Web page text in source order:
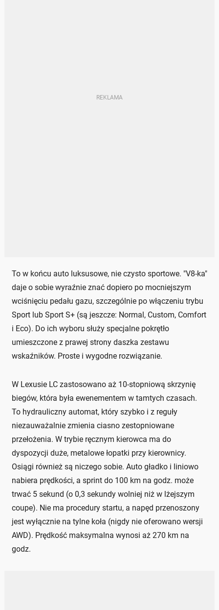
To w końcu auto luksusowe, nie czysto sportowe. "V8-ka"
daje o sobie wyraźnie znać dopiero po mocniejszym
wciśnięciu pedału gazu, szczególnie po włączeniu trybu
Sport lub Sport S+ (są jeszcze: Normal, Custom, Comfort
i Eco). Do ich wyboru służy specjalne pokrętło
umieszczone z prawej strony daszka zestawu
wskaźników. Proste i wygodne rozwiązanie.
W Lexusie LC zastosowano aż 10-stopniową skrzynię
biegów, która była ewenementem w tamtych czasach.
To hydrauliczny automat, który szybko i z reguły
niezauważalnie zmienia ciasno zestopniowane
przełożenia. W trybie ręcznym kierowca ma do
dyspozycji duże, metalowe łopatki przy kierownicy.
Osiągi również są niczego sobie. Auto gładko i liniowo
nabiera prędkości, a sprint do 100 km na godz. może
trwać 5 sekund (o 0,3 sekundy wolniej niż w lżejszym
coupe). Nie ma procedury startu, a napęd przenoszony
jest wyłącznie na tylne koła (nigdy nie oferowano wersji
AWD). Prędkość maksymalna wynosi aż 270 km na
godz.